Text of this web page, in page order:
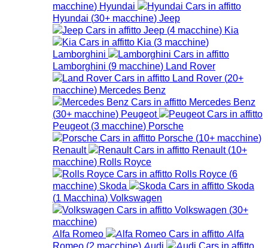
macchine) Hyundai
Hyundai (30+ macchine) Jeep
Jeep (4 macchine) Kia
Kia (3 macchine)
Lamborghini
Lamborghini (9 macchine) Land Rover
Land Rover (20+
macchine) Mercedes Benz
Mercedes Benz
(30+ macchine) Peugeot
Peugeot (3 macchine) Porsche
Porsche (10+ macchine)
Renault
Renault (10+
macchine) Rolls Royce
Rolls Royce (6
macchine) Skoda
Skoda
(1 Macchina) Volkswagen
Volkswagen (30+
macchine)
Alfa Romeo
Alfa